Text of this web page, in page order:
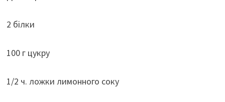
2 білки
100 г цукру
1/2 ч. ложки лимонного соку